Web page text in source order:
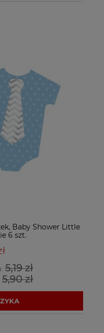
Baby Shower Little
6 szt.
5,19 zł
5,90 zł